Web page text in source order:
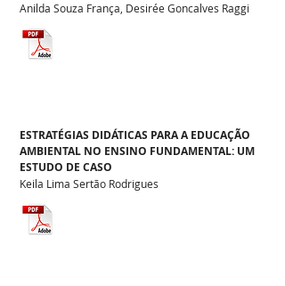
Anilda Souza França, Desirée Goncalves Raggi
Keila Lima Sertão Rodrigues
ESTRATÉGIAS DIDÁTICAS PARA A EDUCAÇÃO
AMBIENTAL NO ENSINO FUNDAMENTAL: UM
ESTUDO DE CASO